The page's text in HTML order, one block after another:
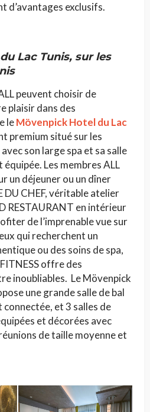
d’avantages exclusifs.
Lac Tunis, sur les
peuvent choisir de
plaisir dans des
leMövenpick Hotel du Lac
premium situé sur les
son large spa et sa salle
Les membres ALL
un déjeuner ou un dîner
DU CHEF, véritable atelier
RESTAURANT en intérieur
de l’imprenable vue sur
qui recherchent un
ou des soins de spa,
offre des
inoubliables. Le Mövenpick
une grande salle de bal
et 3 salles de
et décorées avec
de taille moyenne et